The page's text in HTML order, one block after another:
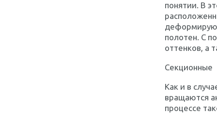
понятии. В
полотен. С
оттенков, а
Секционные
Как и в
вращаются
процессе